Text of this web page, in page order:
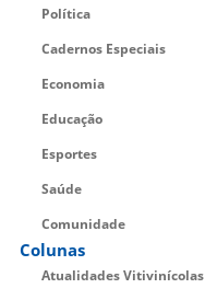
Política
Cadernos Especiais
Economia
Educação
Esportes
Saúde
Comunidade
Colunas
Atualidades Vitivinícolas